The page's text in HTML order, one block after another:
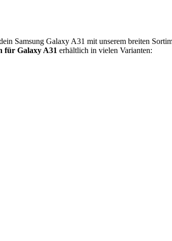
Samsung Galaxy A31 mit unserem breiten
für Galaxy A31 erhältlich in vielen Varianten: